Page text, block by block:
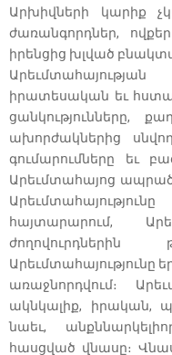
Արխիվների կարիք
ժառանգորդներ,
իրենցից խլված
իրատեսական եւ
ցանկությունները,
ախորժակներից
գումարումները եւ
Արեւմտահայոց ապրած
հայտարարում,
Արեւմտահայությունը
առաջնորդվում։
ակնկալիք, իրական,
նաեւ,
հասցված վնասը։